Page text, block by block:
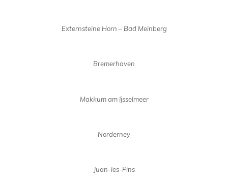
Externsteine Horn – Bad Meinberg
Bremerhaven
Makkum am Ijsselmeer
Norderney
Juan-les-Pins